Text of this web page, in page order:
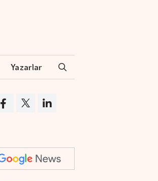
Yazarlar
Genç yıldız Afra, Harbiye'de göz